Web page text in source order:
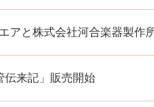
アと株式会社河合楽器製作
伝来記」販売開始